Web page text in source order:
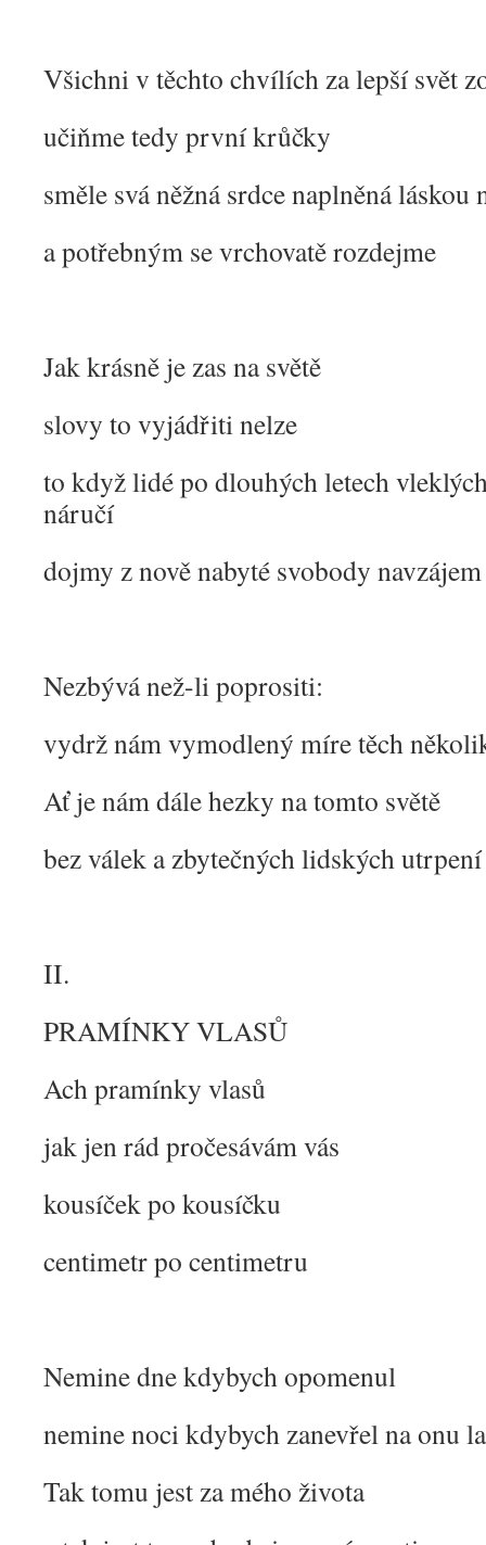
Všichni v těchto chvílích za lepší svět
učiňme tedy první krůčky
směle svá něžná srdce naplněná láskou
a potřebným se vrchovatě rozdejme
Jak krásně je zas na světě
slovy to vyjádřiti nelze
to když lidé po dlouhých letech
náručí
dojmy z nově nabyté svobody
Nezbývá než-li poprositi:
vydrž nám vymodlený míre těch
Ať je nám dále hezky na tomto světě
bez válek a zbytečných lidských utrpení
II.
PRAMÍNKY VLASŮ
Ach pramínky vlasů
jak jen rád pročesávám vás
kousíček po kousíčku
centimetr po centimetru
Nemine dne kdybych opomenul
nemine noci kdybych zanevřel na onu
Tak tomu jest za mého života